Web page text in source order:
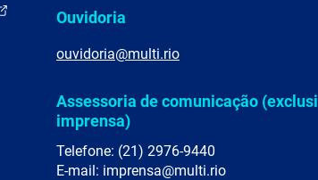
Ouvidoria
ouvidoria@multi.rio
Assessoria de comunicação
imprensa)
Telefone: (21) 2976-9440
E-mail: imprensa@multi.rio